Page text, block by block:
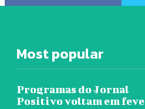
Most popular
Programas do Jornal
Positivo voltam em